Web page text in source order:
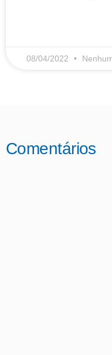
08/04/2022
Comentários